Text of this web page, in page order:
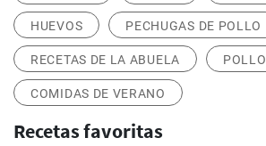
HUEVOS PECHUGAS DE POLLO
RECETAS DE LA ABUELA POLLO
COMIDAS DE VERANO
Recetas favoritas